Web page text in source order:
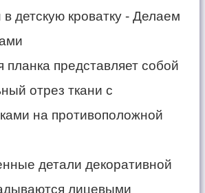
планка представляет собой
отрез ткани с
на противоположной
детали декоративной
лицевыми